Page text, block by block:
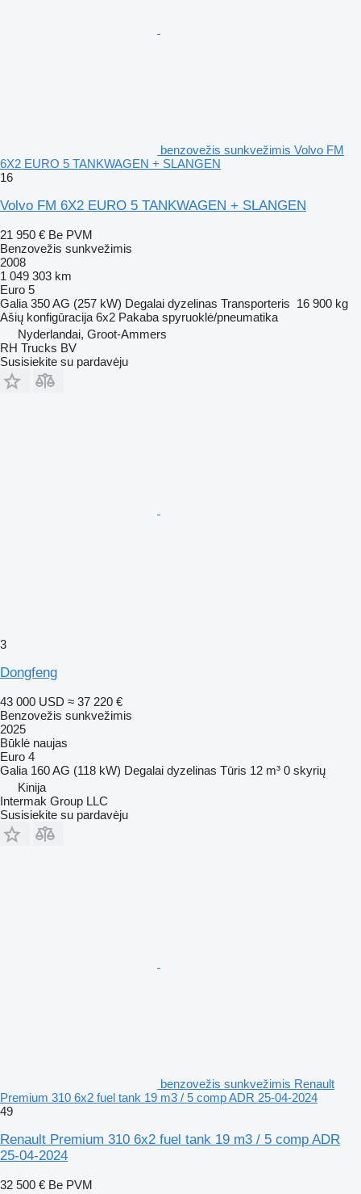
benzovežis sunkvežimis Volvo FM
6X2 EURO 5 TANKWAGEN + SLANGEN
16
Volvo FM 6X2 EURO 5 TANKWAGEN + SLANGEN
21 950 € Be PVM
Benzovežis sunkvežimis
2008
1 049 303 km
Euro 5
Galia 350 AG (257 kW) Degalai dyzelinas Transporteris 16 900 kg
Ašių konfigūracija 6x2 Pakaba spyruoklė/pneumatika
Nyderlandai, Groot-Ammers
RH Trucks BV
Susisiekite su pardavėju
3
Dongfeng
43 000 USD ≈ 37 220 €
Benzovežis sunkvežimis
2025
Būklė naujas
Euro 4
Galia 160 AG (118 kW) Degalai dyzelinas Tūris 12 m³ 0 skyrių
Kinija
Intermak Group LLC
Susisiekite su pardavėju
benzovežis sunkvežimis Renault
Premium 310 6x2 fuel tank 19 m3 / 5 comp ADR 25-04-2024
49
Renault Premium 310 6x2 fuel tank 19 m3 / 5 comp ADR
25-04-2024
32 500 € Be PVM